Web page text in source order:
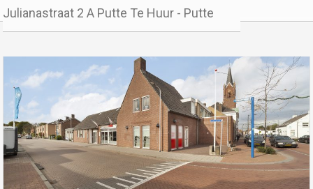
Julianastraat 2 A Putte Te Huur - Putte